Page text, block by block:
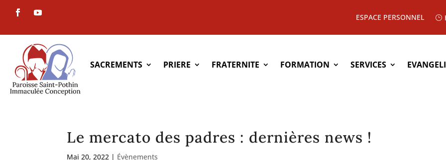
ESPACE PERSONNEL
SACREMENTS PRIERE FRATERNITE FORMATION SERVICES
Le mercato des padres : dernières news !
Mai 20, 2022 | Évènements